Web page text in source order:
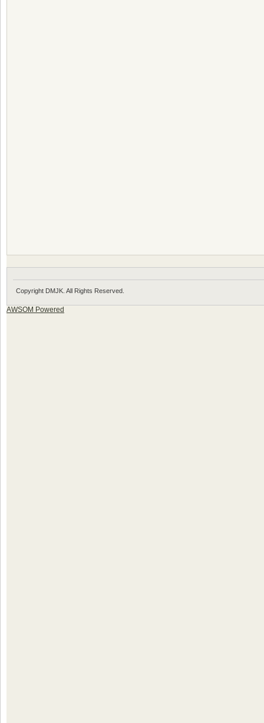
Copyright DMJK. All Rights Reserved.
AWSOM Powered